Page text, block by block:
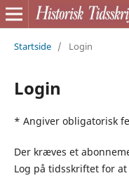
Startside / Login
Login
* Angiver obligatorisk
Der kræves et
Log på tidsskriftet for